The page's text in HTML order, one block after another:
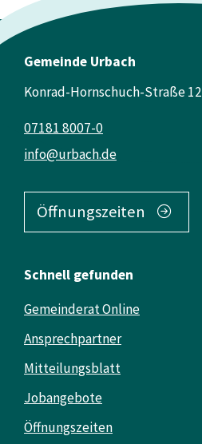
Gemeinde Urbach
Konrad-Hornschuch-Straße 12
info@urbach.de
07181 8007-0
Öffnungszeiten
Schnell gefunden
Gemeinderat Online
Ansprechpartner
Mitteilungsblatt
Jobangebote
Öffnungszeiten